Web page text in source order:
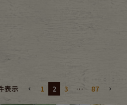
表示 1 2 3 … 87